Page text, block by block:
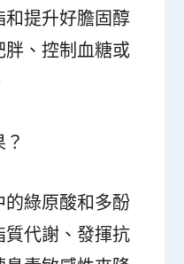
提升好膽固醇
、控制血糖或
綠原酸和多酚
代謝、發揮抗